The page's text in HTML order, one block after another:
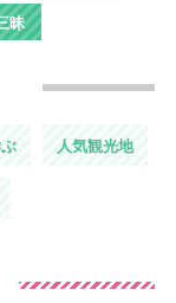
昧
人気観光地